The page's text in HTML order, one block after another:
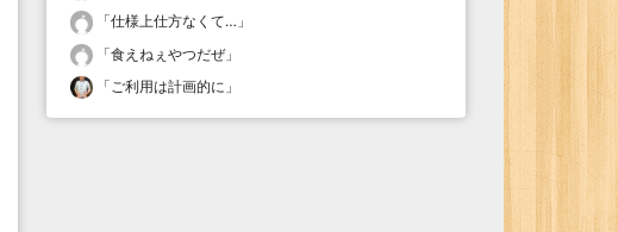
「仕様上仕方なくて… 」
「食えねぇやつだぜ」
「 ご利用は計画的に 」